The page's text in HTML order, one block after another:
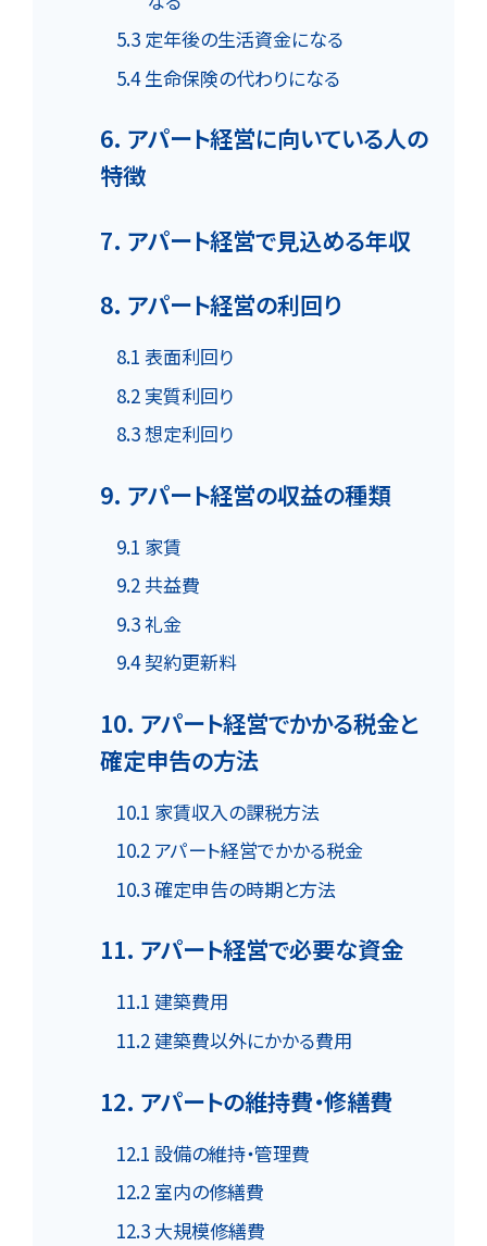
5.3 定年後の生活資金になる
5.4 生命保険の代わりになる
6. アパート経営に向いている人の
特徴
7. アパート経営で見込める年収
8. アパート経営の利回り
8.1 表面利回り
8.2 実質利回り
8.3 想定利回り
9. アパート経営の収益の種類
9.1 家賃
9.2 共益費
9.3 礼金
9.4 契約更新料
10. アパート経営でかかる税金と
確定申告の方法
10.1 家賃収入の課税方法
10.2 アパート経営でかかる税金
10.3 確定申告の時期と方法
11. アパート経営で必要な資金
11.1 建築費用
11.2 建築費以外にかかる費用
12. アパートの維持費・修繕費
12.1 設備の維持・管理費
12.2 室内の修繕費
12.3 大規模修繕費